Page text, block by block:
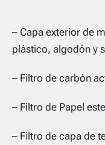
– Capa exterior de
plástico, algodón y
– Filtro de carbón
– Filtro de Papel
– Filtro de capa de